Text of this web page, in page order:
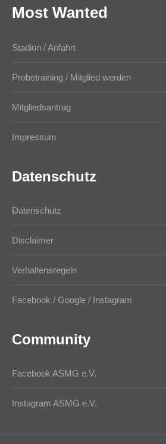
Most Wanted
Stadion / Anfahrt
Probetraining / Mitglied werden
Mitgliedsantrag
Impressum
Datenschutz
Datenschutz
Disclaimer
Verhaltensregeln
Facebook / Google / Instagram
Community
Facebook ASMG e.V.
Instagram ASMG e.V.